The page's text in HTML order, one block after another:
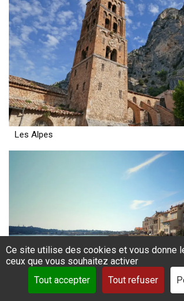
Ce site utilise des cookies et vous donne
ceux que vous souhaitez activer
Tout accepter
Tout refuser
Les Alpes